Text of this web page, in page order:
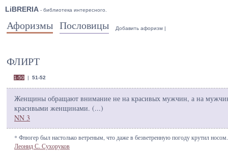
LiBRERIA - библиотека интересного.
Афоризмы Пословицы Добавить афоризм |
ФЛИРТ
1-50| 51-52
Женщины обращают внимание не на красивых мужчин, а на
красивыми женщинами. (...)
NN 3
* Флюгер был настолько ветреным, что даже в безветренную погоду крутил
Леонид С. Сухоруков